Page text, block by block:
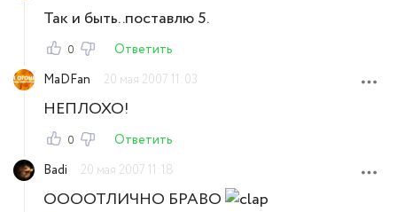
Так и быть..поставлю 5.
0
Ответить
MaDFan
20 мая 2007 11:03
НЕПЛОХО!
0
Ответить
Badi
20 мая 2007 11:18
ООООТЛИЧНО БРАВО